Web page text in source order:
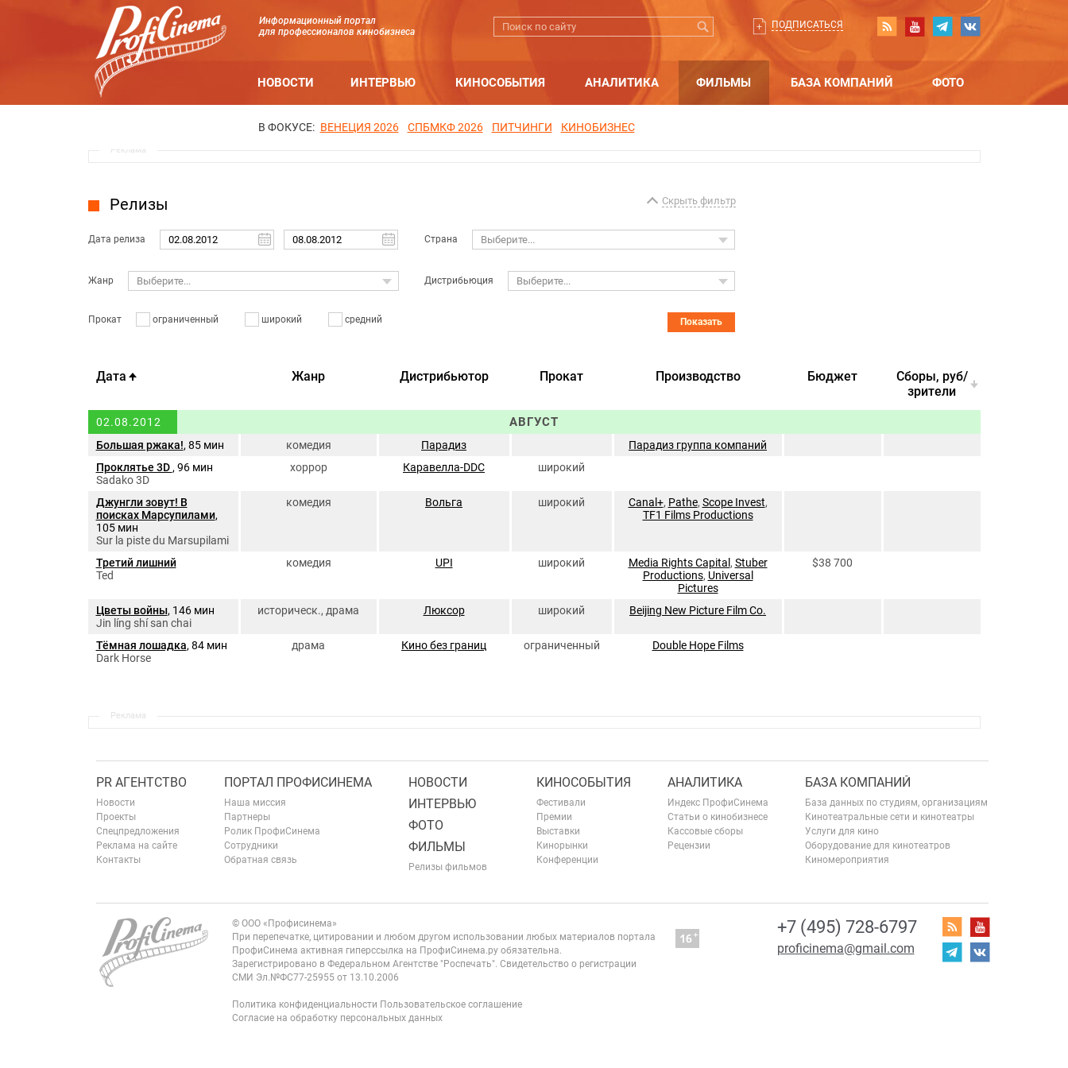
Информационный портал
для профессионалов кинобизнеса
ПОДПИСАТЬСЯ
НОВОСТИ ИНТЕРВЬЮ КИНОСОБЫТИЯ АНАЛИТИКА ФИЛЬМЫ БАЗА КОМПАНИЙ ФОТО
В ФОКУСЕ: ВЕНЕЦИЯ 2026 СПБМКФ 2026 ПИТЧИНГИ КИНОБИЗНЕС
Реклама
Скрыть фильтр
Релизы
Дата релиза
Жанр Выберите...
Прокат ограниченный широкий средний
Страна Выберите...
Дистрибьюция Выберите...
Показать
Дата Жанр Дистрибьютор Прокат Производство Бюджет
Cборы, руб/
зрители
02.08.2012 АВГУСТ
Большая ржака!, 85 мин комедия Парадиз
Парадиз группа компаний
Проклятье 3D , 96 мин
Sadako 3D
хоррор Каравелла-DDC широкий
Джунгли зовут! В
поисках Марсупилами,
105 мин
Sur la piste du Marsupilami
комедия Вольга широкий Canal+, Pathe, Scope Invest,
TF1 Films Productions
Третий лишний
Ted
комедия UPI широкий Media Rights Capital , Stuber
Productions, Universal
Pictures
$38 700
Цветы войны, 146 мин
Jin líng shí san chai
историческ., драма Люксор широкий Beijing New Picture Film Co.
Тёмная лошадка, 84 мин
Dark Horse
драма Кино без границ ограниченный Double Hope Films
Реклама
PR АГЕНТСТВО
Новости
Проекты
Спецпредложения
Реклама на сайте
Контакты
ПОРТАЛ ПРОФИСИНЕМА
Наша миссия
Партнеры
Ролик ПрофиСинема
Сотрудники
Обратная связь
НОВОСТИ
ИНТЕРВЬЮ
ФОТО
ФИЛЬМЫ
Релизы фильмов
КИНОСОБЫТИЯ
Фестивали
Премии
Выставки
Кинорынки
Конференции
АНАЛИТИКА
Индекс ПрофиСинема
Статьи о кинобизнесе
Кассовые сборы
Рецензии
БАЗА КОМПАНИЙ
База данных по студиям, организациям
Кинотеатральные сети и кинотеатры
Услуги для кино
Оборудование для кинотеатров
Киномероприятия
+7 (495) 728-6797
proficinema@gmail.com
© ООО «Профисинема»
При перепечатке, цитировании и любом другом использовании любых материалов портала
ПрофиСинема активная гиперссылка на ПрофиСинема.ру обязательна.
Зарегистрировано в Федеральном Агентстве "Роспечать". Свидетельство о регистрации
СМИ Эл.№ФС77-25955 от 13.10.2006
Политика конфиденциальности Пользовательское соглашение
Согласие на обработку персональных данных